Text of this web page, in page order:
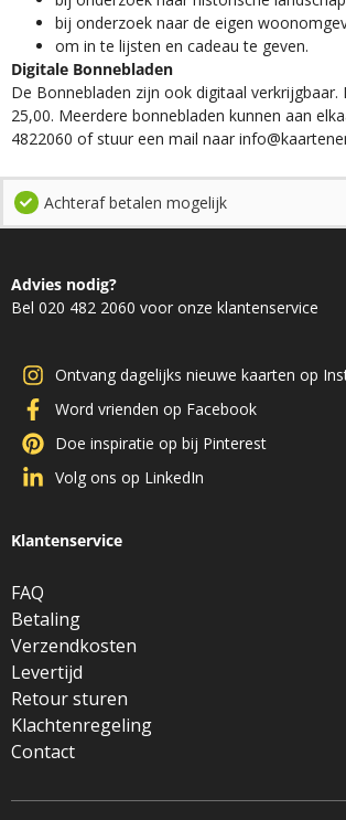
bij onderzoek naar de eigen
om in te lijsten en cadeau te geven.
Digitale Bonnebladen
De Bonnebladen zijn ook digitaal
25,00. Meerdere bonnebladen kunnen aan
4822060 of stuur een mail naar
Achteraf betalen mogelijk
Advies nodig?
Bel 020 482 2060 voor onze klantenservice
Ontvang dagelijks nieuwe kaarten op
Word vrienden op Facebook
Doe inspiratie op bij Pinterest
Volg ons op LinkedIn
Klantenservice
FAQ
Betaling
Verzendkosten
Levertijd
Retour sturen
Klachtenregeling
Contact